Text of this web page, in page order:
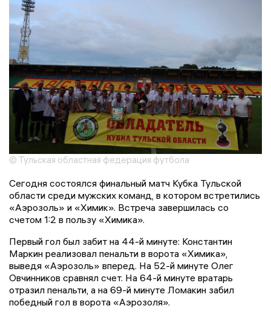
© Тульская областная федерация футбола
Сегодня состоялся финальный матч Кубка Тульской
области среди мужских команд, в котором встретились
«Аэрозоль» и «Химик». Встреча завершилась со
счетом 1:2 в пользу «Химика».
Первый гол был забит на 44-й минуте: Константин
Маркин реализовал пенальти в ворота «Химика»,
выведя «Аэрозоль» вперед. На 52-й минуте Олег
Овчинников сравнял счет. На 64-й минуте вратарь
отразил пенальти, а на 69-й минуте Ломакин забил
победный гол в ворота «Аэрозоля».